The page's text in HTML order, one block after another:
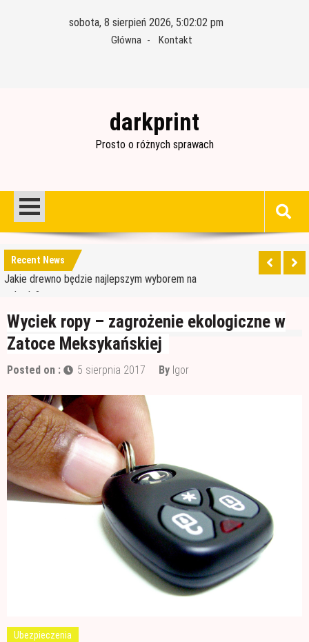
sobota, 8 sierpień 2026, 5:02:03 pm
Główna Kontakt
darkprint
Prosto o różnych sprawach
Recent News
Materiały budowlane potrzebne do ocieplenia
garażu
Czym jest papa i jak ją stosować?
Jakie drewno będzie najlepszym wyborem na
schody?
Jak wybrać dobre drewno konstrukcyjne?
Wałek czy pędzel – czym lepiej malować?
Materiały budowlane potrzebne do ocieplenia
Czym jest papa i jak ją stosować?
Wyciek ropy – zagrożenie ekologiczne w
Zatoce Meksykańskiej
Posted on : 5 sierpnia 2017 By Igor
Ubezpieczenia